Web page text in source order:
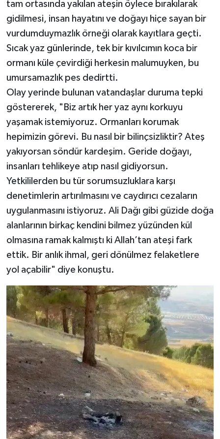
tam ortasında yakılan ateşin öylece bırakılarak
gidilmesi, insan hayatını ve doğayı hiçe sayan bir
vurdumduymazlık örneği olarak kayıtlara geçti.
Sıcak yaz günlerinde, tek bir kıvılcımın koca bir
ormanı küle çevirdiği herkesin malumuyken, bu
umursamazlık pes dedirtti.
Olay yerinde bulunan vatandaşlar duruma tepki
göstererek, "Biz artık her yaz aynı korkuyu
yaşamak istemiyoruz. Ormanları korumak
hepimizin görevi. Bu nasıl bir bilinçsizliktir? Ateş
yakıyorsan söndür kardeşim. Geride doğayı,
insanları tehlikeye atıp nasıl gidiyorsun.
Yetkililerden bu tür sorumsuzluklara karşı
denetimlerin artırılmasını ve caydırıcı cezaların
uygulanmasını istiyoruz. Ali Dağı gibi güzide doğa
alanlarının birkaç kendini bilmez yüzünden kül
olmasına ramak kalmıştı ki Allah’tan ateşi fark
ettik. Bir anlık ihmal, geri dönülmez felaketlere
yol açabilir" diye konuştu.